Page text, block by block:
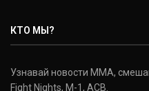
КТО МЫ?
Узнавай новости ММА,
Fight Nights, M-1, ACB.